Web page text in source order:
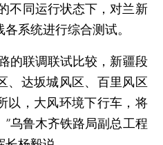
不同运行状态下，对兰新
系统进行综合测试。
联调联试比较，新疆段
、达坂城风区、百里风区
以，大风环境下行车，将
乌鲁木齐铁路局副总工程